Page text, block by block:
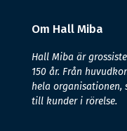
Om Hall Miba
Hall Miba är
150 år. Från
hela organisationen,
till kunder i rörelse.